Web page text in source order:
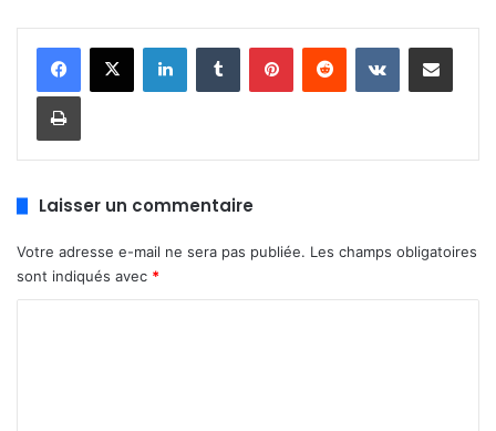
LinkedinTumblr PinterestReddit VKontaktePartager par email
Imprimer
Laisser un commentaire
Votre adresse e-mail ne sera pas publiée. Les champs obligatoires
sont indiqués avec *